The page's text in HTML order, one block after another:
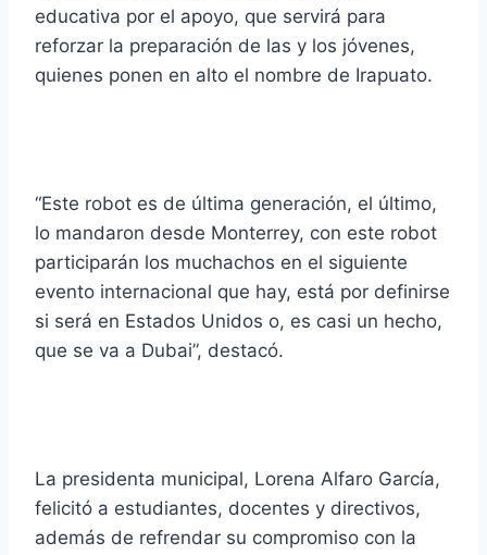
educativa por el apoyo, que servirá para
reforzar la preparación de las y los jóvenes,
quienes ponen en alto el nombre de Irapuato.
“Este robot es de última generación, el último,
lo mandaron desde Monterrey, con este robot
participarán los muchachos en el siguiente
evento internacional que hay, está por definirse
si será en Estados Unidos o, es casi un hecho,
que se va a Dubai”, destacó.
La presidenta municipal, Lorena Alfaro García,
felicitó a estudiantes, docentes y directivos,
además de refrendar su compromiso con la